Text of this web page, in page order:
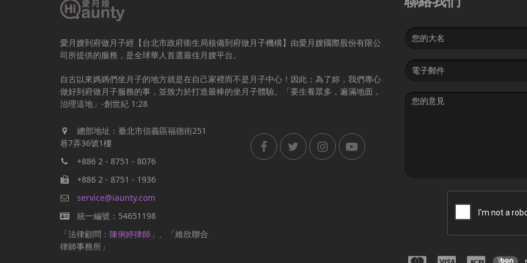
愛月嫂到府做月子經【台北市政府衛生局核備到府做月子機構】由愛月嫂國際股份有限公
司所提供的服務，是全球華人首選最佳月嫂平台。
自古以來媽媽們坐月子的地方就是在自己家裡而不是月子中心！因此；為了妳，我們專心
做好到府做月子服務的事，並致力於打造最棒的坐月子體驗。「要生養眾多，遍滿地面，
治理這地」-創世紀 1:28
總部地址：臺北市信義區福德街251
巷7弄36號1樓
+886 2 - 8751 - 8076
+886 2 - 8751 - 1936
service@iaunty.com
統一編號：54651198
「法律顧問： 陳俐婷律師 」、「維欣聯合
律師事務所」
Name
Email
address
Message